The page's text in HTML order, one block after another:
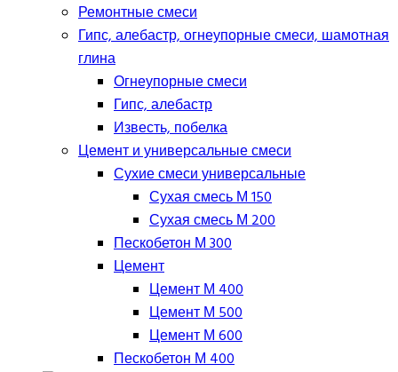
Ремонтные смеси
Гипс, алебастр, огнеупорные смеси, шамотная
глина
Огнеупорные смеси
Гипс, алебастр
Известь, побелка
Цемент и универсальные смеси
Сухие смеси универсальные
Сухая смесь М 150
Сухая смесь М 200
Пескобетон М 300
Цемент
Цемент М 400
Цемент М 500
Цемент М 600
Пескобетон М 400